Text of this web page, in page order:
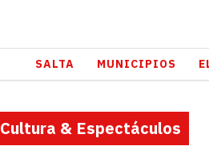
SALTA MUNICIPIOS
Cultura & Espectáculos